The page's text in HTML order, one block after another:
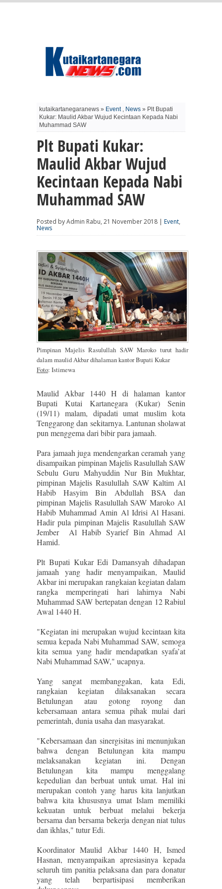
kutaikartanegaranews » Event, News » Plt Bupati
Kukar: Maulid Akbar Wujud Kecintaan Kepada Nabi
Muhammad SAW
Plt Bupati Kukar:
Maulid Akbar Wujud
Kecintaan Kepada Nabi
Muhammad SAW
Posted by Admin Rabu, 21 November 2018 | Event,
News
Pimpinan Majelis Rasulullah SAW Maroko turut hadir
dalam maulid Akbar dihalaman kantor Bupati Kukar
Foto: Istimewa
Maulid Akbar 1440 H di halaman kantor
Bupati Kutai Kartanegara (Kukar) Senin
(19/11) malam, dipadati umat muslim kota
Tenggarong dan sekitarnya. Lantunan sholawat
pun menggema dari bibir para jamaah.
Para jamaah juga mendengarkan ceramah yang
disampaikan pimpinan Majelis Rasulullah SAW
Sebulu Guru Mahyuddin Nur Bin Mukhtar,
pimpinan Majelis Rasulullah SAW Kaltim Al
Habib Hasyim Bin Abdullah BSA dan
pimpinan Majelis Rasulullah SAW Maroko Al
Habib Muhammad Amin Al Idrisi Al Hasani.
Hadir pula pimpinan Majelis Rasulullah SAW
Jember Al Habib Syarief Bin Ahmad Al
Hamid.
Plt Bupati Kukar Edi Damansyah dihadapan
jamaah yang hadir menyampaikan, Maulid
Akbar ini merupakan rangkaian kegiatan dalam
rangka memperingati hari lahirnya Nabi
Muhammad SAW bertepatan dengan 12 Rabiul
Awal 1440 H.
"Kegiatan ini merupakan wujud kecintaan kita
semua kepada Nabi Muhammad SAW, semoga
kita semua yang hadir mendapatkan syafa’at
Nabi Muhammad SAW," ucapnya.
Yang sangat membanggakan, kata Edi,
rangkaian kegiatan dilaksanakan secara
Betulungan atau gotong royong dan
kebersamaan antara semua pihak mulai dari
pemerintah, dunia usaha dan masyarakat.
"Kebersamaan dan sinergisitas ini menunjukan
bahwa dengan Betulungan kita mampu
melaksanakan kegiatan ini. Dengan
Betulungan kita mampu menggalang
kepedulian dan berbuat untuk umat. Hal ini
merupakan contoh yang harus kita lanjutkan
bahwa kita khususnya umat Islam memiliki
kekuatan untuk berbuat melalui bekerja
bersama dan bersama bekerja dengan niat tulus
dan ikhlas," tutur Edi.
Koordinator Maulid Akbar 1440 H, Ismed
Hasnan, menyampaikan apresiasinya kepada
seluruh tim panitia pelaksana dan para donatur
yang telah berpartisipasi memberikan